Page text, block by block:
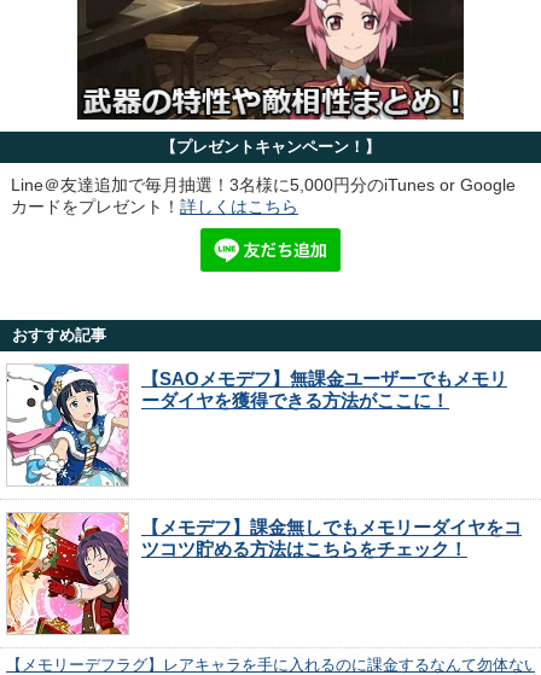
【プレゼントキャンペーン！】
Line＠友達追加で毎月抽選！3名様に5,000円分のiTunes or Google
カードをプレゼント！ 詳しくはこちら
おすすめ記事
【SAOメモデフ】無課金ユーザーでもメモリ
ーダイヤを獲得できる方法がここに！
【メモデフ】課金無しでもメモリーダイヤをコ
ツコツ貯める方法はこちらをチェック！
【メモリーデフラグ】レアキャラを手に入れるのに課金するなんて勿体な